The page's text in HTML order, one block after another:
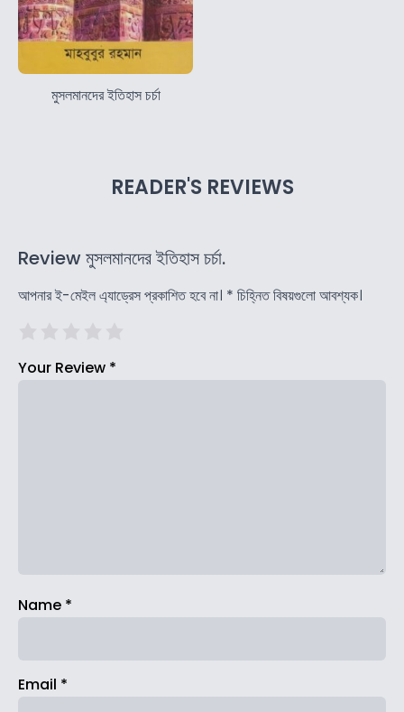
মুসলমানদের ইতিহাস চর্চা
READER'S REVIEWS
Review মুসলমানদের ইতিহাস চর্চা.
আপনার ই-মেইল এ্যাড্রেস প্রকাশিত হবে না। * চিহ্নিত বিষয়গুলো আবশ্যক।
Your Review *
Name *
Email *